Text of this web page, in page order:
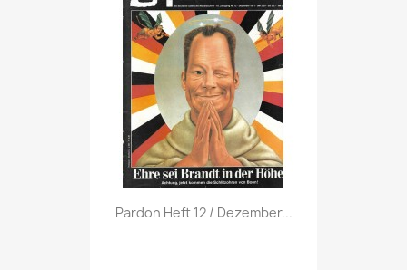
Vorschau
Pardon Heft 12 / Dezember...